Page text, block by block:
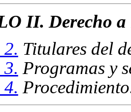
II. Derecho
Titulares del
Programas y